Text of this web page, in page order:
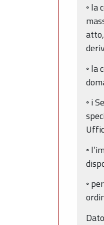
◦ la
◦ la
◦ i
◦
◦